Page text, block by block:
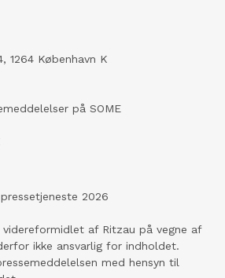
1264 København K
på SOME
2026
videreformidlet af Ritzau på vegne af
ikke ansvarlig for indholdet.
med hensyn til